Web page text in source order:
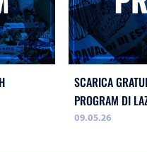
SCARICA
PROGRAM DI
09.05.26